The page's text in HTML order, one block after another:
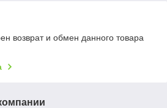
возврат и обмен данного товара